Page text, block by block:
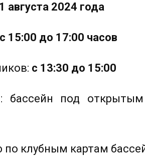
августа 2024 года
с 15:00 до 17:00 часов
с 13:30 до 15:00
бассейн под
по клубным картам